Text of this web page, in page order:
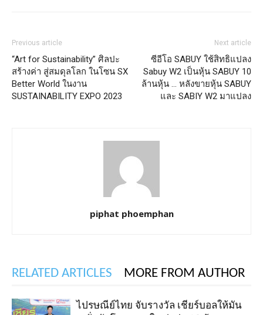
Previous article
“Art for Sustainability” ศิลปะ
สร้างค่า สู่สมดุลโลก ในโซน SX
Better World ในงาน
SUSTAINABILITY EXPO 2023
Next article
ซีอีโอ SABUY ใช้สิทธิแปลง
Sabuy W2 เป็นหุ้น SABUY 10
ล้านหุ้น … หลังขายหุ้น SABUY
และ SABIY W2 มาแปลง
piphat phoemphan
RELATED ARTICLES MORE FROM AUTHOR
ไปรษณีย์ไทย จับรางวัล เชียร์บอลให้มัน